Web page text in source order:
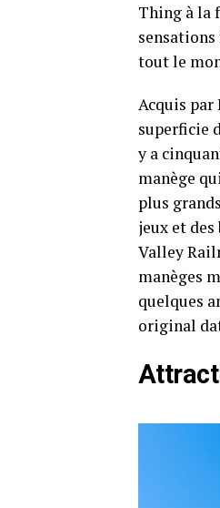
Thing à la
tout le
Acquis par
superficie
y a
manège
plus
jeux et
Valley
manèges
quelques
original